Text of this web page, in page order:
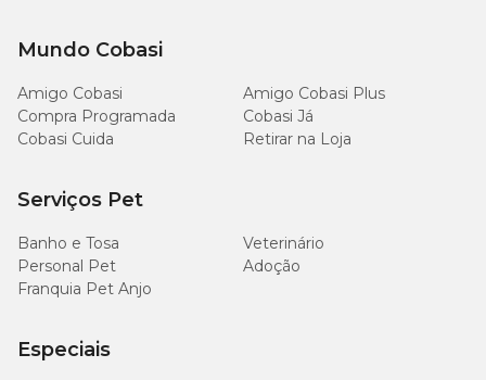
Mundo Cobasi
Amigo Cobasi
Amigo Cobasi Plus
Compra Programada
Cobasi Já
Cobasi Cuida
Retirar na Loja
Serviços Pet
Banho e Tosa
Veterinário
Personal Pet
Adoção
Franquia Pet Anjo
Especiais